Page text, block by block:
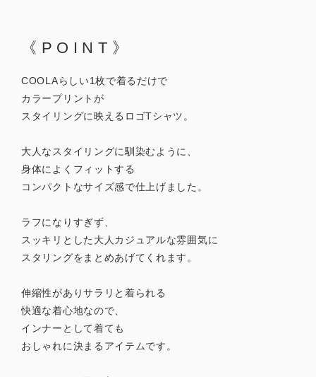
《POINT》
COOLAらしい1枚で着るだけで
カラープリントが
スタイリングに映えるロゴTシャツ。
大人なスタイリングに馴染むように、
身体によくフィットする
コンパクトなサイズ感で仕上げました。
ラフになりすぎず、
スッキリとした大人カジュアルな雰囲気に
スタリングをまとめあげてくれます。
伸縮性がありサラリと着られる
快適な着心地なので、
インナーとして着ても
おしゃれに決まるアイテムです。